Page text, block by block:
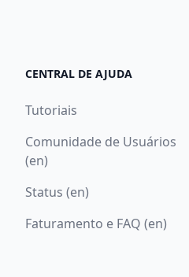
CENTRAL DE AJUDA
Tutoriais
Comunidade de Usuários
(en)
Status (en)
Faturamento e FAQ (en)